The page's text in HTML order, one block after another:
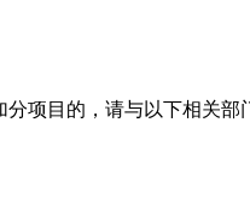
目的，请与以下相关部